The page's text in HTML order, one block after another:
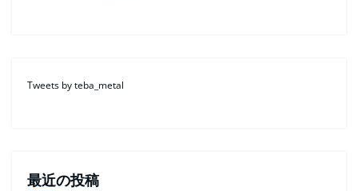
Tweets by teba_metal
最近の投稿